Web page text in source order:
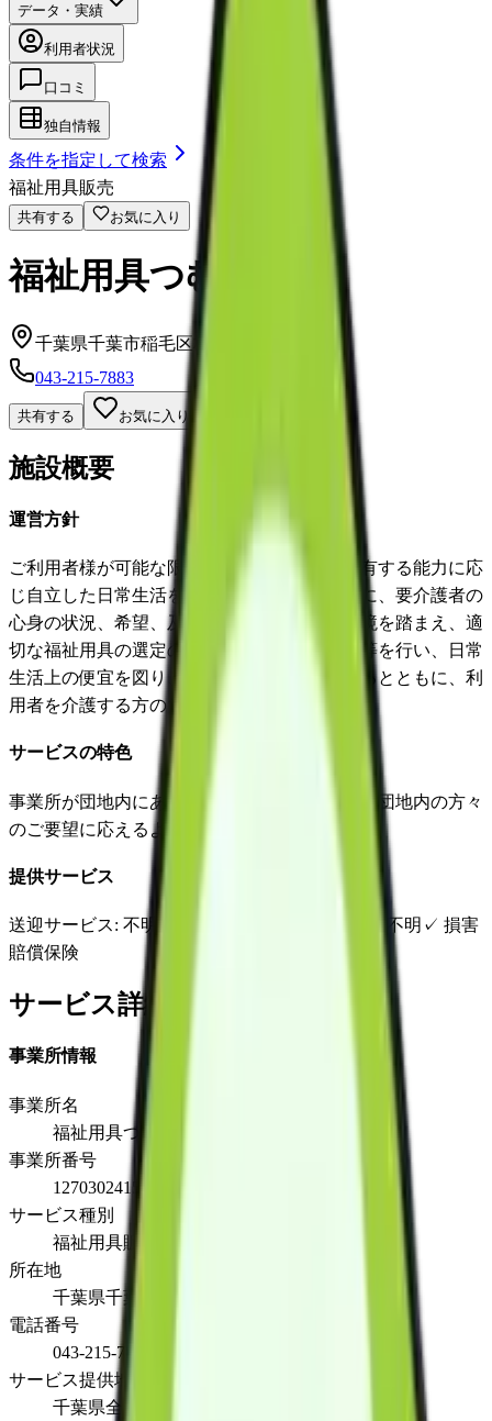
データ・実績
利用者状況
口コミ
独自情報
条件を指定して検索
福祉用具販売
共有する お気に入り
福祉用具つむぎ
千葉県千葉市稲毛区柏台1-5-105号
043-215-7883
共有する お気に入り
施設概要
運営方針
ご利用者様が可能な限り居宅において、その有する能力に応
じ自立した日常生活を営むことができるように、要介護者の
心身の状況、希望、及びその置かれている環境を踏まえ、適
切な福祉用具の選定の援助、取り付け、調整等を行い、日常
生活上の便宜を図り、その機能訓練等に資するとともに、利
用者を介護する方の負担軽減を図る。
サービスの特色
事業所が団地内にあり、特にファミールハイツ団地内の方々
のご要望に応えるように努力しています。
提供サービス
送迎サービス: 不明 延長サービス : 不明 ✓ 損害
賠償保険
サービス詳細
事業所情報
事業所名
福祉用具つむぎ
事業所番号
1270302415
サービス種別
福祉用具販売
所在地
千葉県千葉市稲毛区柏台1-5-105号
電話番号
043-215-7883
サービス提供地域
千葉県全域